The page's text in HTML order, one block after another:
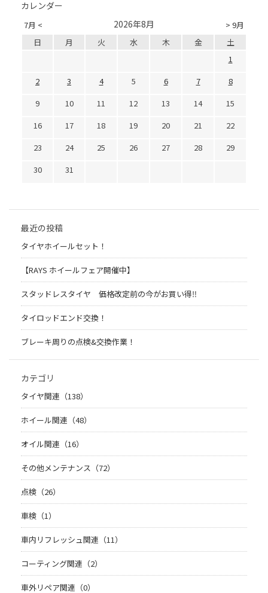
カレンダー
7月 < > 9月
2026年8月
日 月 火 水 木 金
土
1
2
3 4 5 6 7
8
9
10 11 12 13 14
15
16
17 18 19 20 21
22
23
24 25 26 27 28
29
30
31
最近の投稿
タイヤホイールセット！
【RAYS ホイールフェア開催中】
スタッドレスタイヤ 価格改定前の今がお買い得‼️
タイロッドエンド交換！
ブレーキ周りの点検&交換作業！
カテゴリ
タイヤ関連（138）
ホイール関連（48）
オイル関連（16）
その他メンテナンス（72）
点検（26）
車検（1）
車内リフレッシュ関連（11）
コーティング関連（2）
車外リペア関連（0）